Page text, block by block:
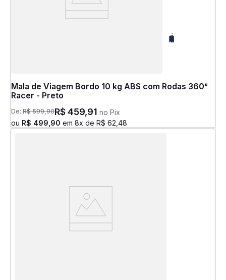
Mala de Viagem Bordo 10 kg ABS com Rodas 360°
Racer - Preto
De: R$ 599,90R$459,91 no Pix
ou R$ 499 90 em 8x de R$ 62 48